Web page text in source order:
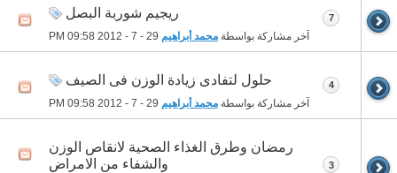
ريجيم شوربة البصل
آخر مشاركة بواسطة محمد أبراهيم 09:58 PM
7
حلول لتفادى زيادة الوزن فى الصيف
آخر مشاركة بواسطة محمد أبراهيم 09:58 PM
4
رمضان وطرق الغذاء الصحية لانقاص الوزن
والشفاء من الامراض
3